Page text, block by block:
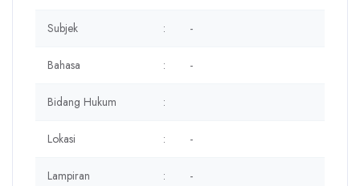
Subjek : -
Bahasa : -
Bidang Hukum :
Lokasi : -
Lampiran : -